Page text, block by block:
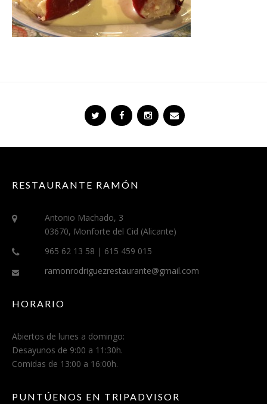
RESTAURANTE RAMÓN
Antonio Machado, 3
03670, Monforte del Cid (Alicante)
965 62 13 58 | 615 459 015
ramonrodriguezrestaurante@gmail.com
HORARIO
Abiertos de lunes a domingo:
Desayunos de 9:00 a 11:30h.
Comidas de 13:00 a 16:00h.
PUNTÚENOS EN TRIPADVISOR